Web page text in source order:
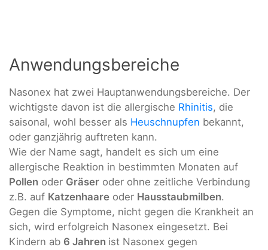
Anwendungsbereiche
Nasonex hat zwei Hauptanwendungsbereiche. Der
wichtigste davon ist die allergische Rhinitis, die
saisonal, wohl besser als Heuschnupfen bekannt,
oder ganzjährig auftreten kann.
Wie der Name sagt, handelt es sich um eine
allergische Reaktion in bestimmten Monaten auf
Pollen oder Gräser oder ohne zeitliche Verbindung
z.B. auf Katzenhaare oder Hausstaubmilben.
Gegen die Symptome, nicht gegen die Krankheit an
sich, wird erfolgreich Nasonex eingesetzt. Bei
Kindern ab 6 Jahren ist Nasonex gegen